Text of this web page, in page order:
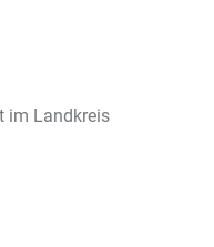
im Landkreis